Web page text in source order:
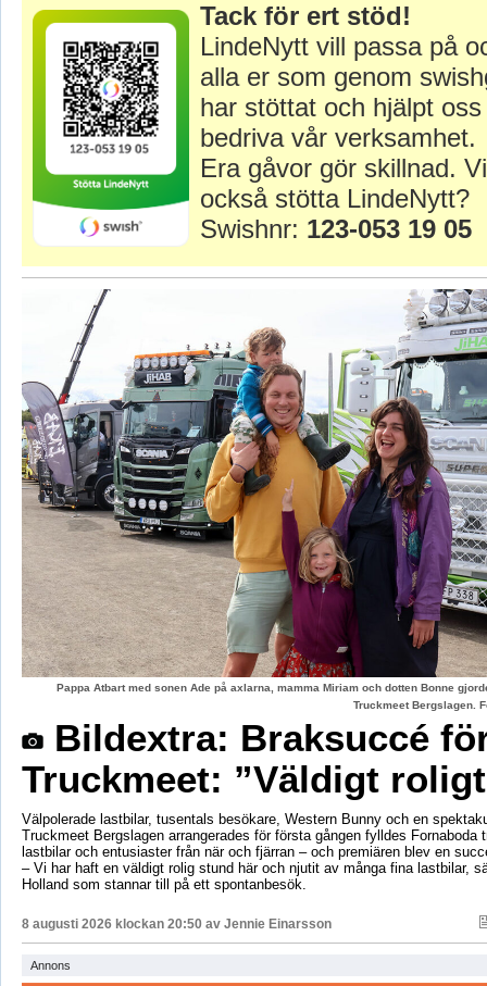
Tack för ert stöd!
LindeNytt vill passa på
alla er som genom
har stöttat och hjälpt
bedriva vår verksamhet.
Era gåvor gör skillnad.
också stötta LindeNytt?
Swishnr: 123-053 19 05
Pappa Atbart med sonen Ade på axlarna, mamma Miriam och dotten Bonne
Truckmeet Bergslagen.
Bildextra: Braksuccé
Truckmeet: ”Väldigt
Välpolerade lastbilar, tusentals besökare, Western Bunny och en
Truckmeet Bergslagen arrangerades för första gången fylldes Fornaboda
lastbilar och entusiaster från när och fjärran – och premiären blev en
– Vi har haft en väldigt rolig stund här och njutit av många fina lastbilar,
Holland som stannar till på ett spontanbesök.
8 augusti 2026 klockan 20:50 av Jennie Einarsson
Annons